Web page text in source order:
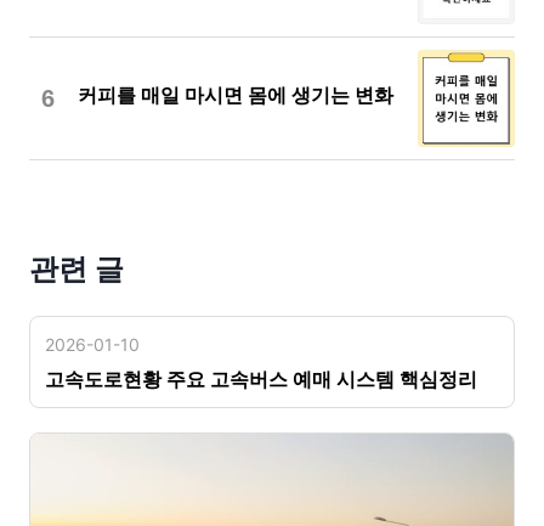
6 커피를 매일 마시면 몸에 생기는 변화
관련 글
2026-01-10
고속도로현황 주요 고속버스 예매 시스템 핵심정리